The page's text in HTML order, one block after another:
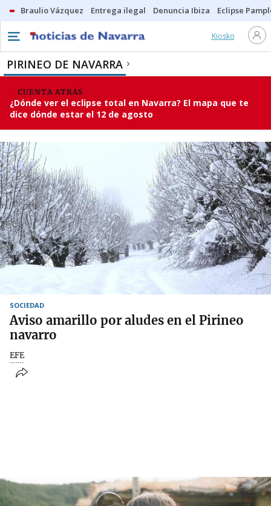
Braulio Vázquez Entrega ilegal Denuncia Ibiza Eclipse
Kiosko
PIRINEO DE NAVARRA
CUENTA ATRÁS
¿Dónde ver el eclipse total en Navarra? El mapa que te
dice dónde estar el 12 de agosto
SOCIEDAD
Aviso amarillo por aludes en el Pirineo
navarro
EFE